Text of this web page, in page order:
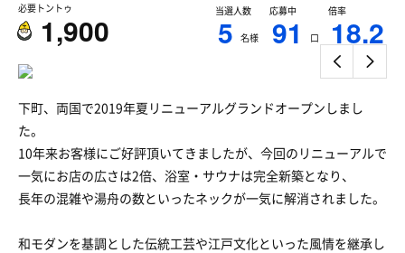
必要トントゥ
1,900
当選人数
5 名様
応募中
91 口
倍率
18.2
下町、両国で2019年夏リニューアルグランドオープンしまし
た。
10年来お客様にご好評頂いてきましたが、今回のリニューアルで
一気にお店の広さは2倍、浴室・サウナは完全新築となり、
長年の混雑や湯舟の数といったネックが一気に解消されました。
和モダンを基調とした伝統工芸や江戸文化といった風情を継承し